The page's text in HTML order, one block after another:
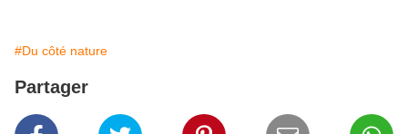
#Du côté nature
Partager